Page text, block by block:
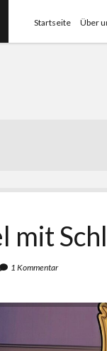
Startseite Über
mit
1 Kommentar